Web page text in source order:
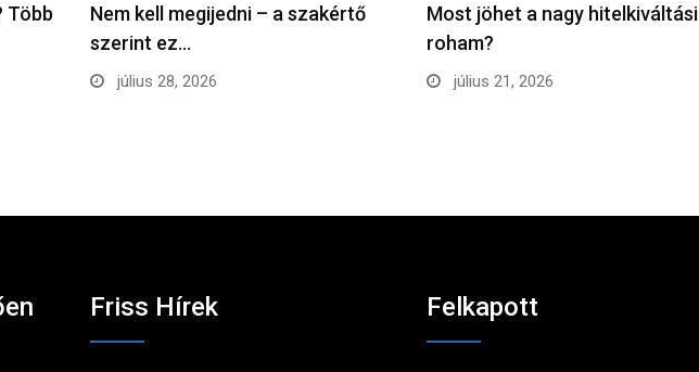
Több
Nem kell megijedni – a szakértő
szerint ez…
július 28, 2026
Most jöhet a nagy hitelkiváltási
roham?
július 21, 2026
Friss Hírek Felkapott